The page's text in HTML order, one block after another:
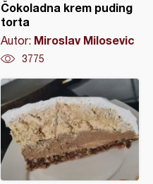
Čokoladna krem puding
torta
Autor: Miroslav Milosevic
3775